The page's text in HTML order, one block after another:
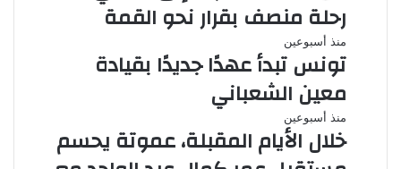
رحلة منصف بقرار نحو القمة
منذ أسبوعين
تونس تبدأ عهدًا جديدًا بقيادة
معين الشعباني
منذ أسبوعين
خلال الأيام المقبلة، عموتة يحسم